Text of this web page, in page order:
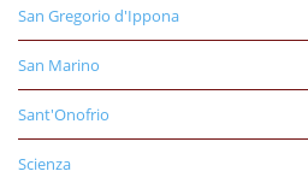
San Gregorio d'Ippona
San Marino
Sant'Onofrio
Scienza